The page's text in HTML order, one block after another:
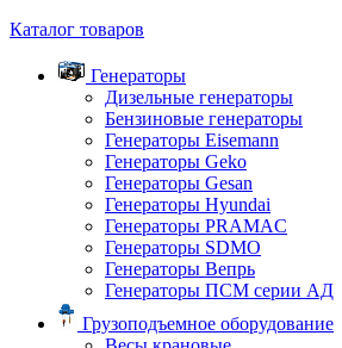
Каталог товаров
Генераторы
Дизельные генераторы
Бензиновые генераторы
Генераторы Eisemann
Генераторы Geko
Генераторы Gesan
Генераторы Hyundai
Генераторы PRAMAC
Генераторы SDMO
Генераторы Вепрь
Генераторы ПСМ серии АД
Грузоподъемное оборудование